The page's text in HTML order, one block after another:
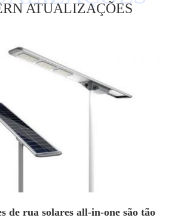
ATUALIZAÇÕES
de rua solares all-in-one são tão